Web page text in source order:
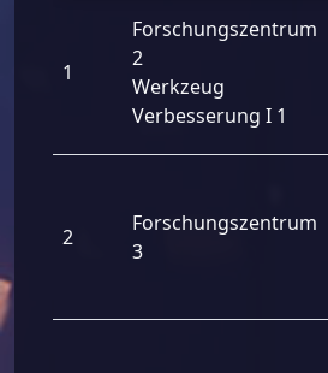
1
Forschungszentrum
2
Werkzeug
Verbesserung I 1
2
Forschungszentrum
3